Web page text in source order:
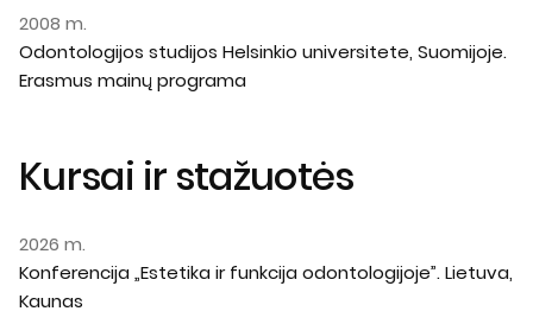
2008 m.
Odontologijos studijos Helsinkio universitete, Suomijoje.
Erasmus mainų programa
Kursai ir stažuotės
2026 m.
Konferencija „Estetika ir funkcija odontologijoje”. Lietuva,
Kaunas